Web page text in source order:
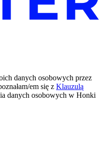
danych osobowych przez
em się z Klauzulą
danych osobowych w Honki